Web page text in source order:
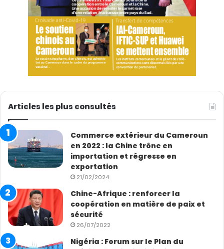
Articles les plus consultés
Commerce extérieur du Cameroun
en 2022 : la Chine trône en
importation et régresse en
exportation
21/02/2024
Chine-Afrique : renforcer la
coopération en matière de paix et
sécurité
26/07/2022
Nigéria : Forum sur le Plan du